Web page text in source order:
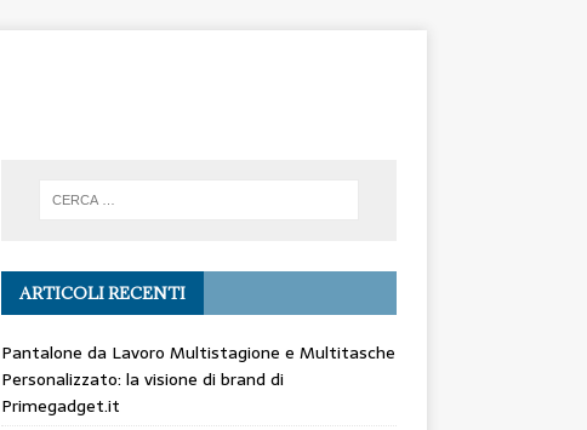
ARTICOLI RECENTI
Pantalone da Lavoro Multistagione e Multitasche
Personalizzato: la visione di brand di
Primegadget.it